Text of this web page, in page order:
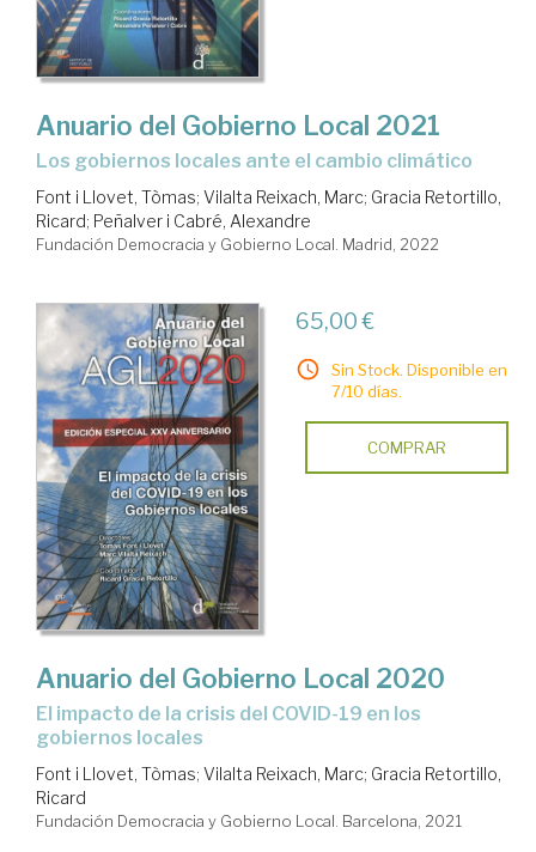
Anuario del Gobierno Local 2021
Los gobiernos locales ante el cambio climático
Font i Llovet, Tòmas; Vilalta Reixach, Marc; Gracia Retortillo,
Ricard; Peñalver i Cabré, Alexandre
Fundación Democracia y Gobierno Local. Madrid, 2022
65,00 €
Sin Stock. Disponible en
7/10 días.
COMPRAR
Anuario del Gobierno Local 2020
el impacto de la crisis del COVID-19 en los
gobiernos locales
Font i Llovet, Tòmas; Vilalta Reixach, Marc; Gracia Retortillo,
Ricard
Fundación Democracia y Gobierno Local. Barcelona, 2021